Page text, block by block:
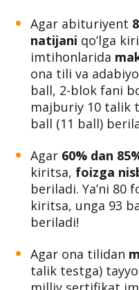
Javob
Agar abituriyent
natijaniqo‘lga
imtihonlarida
ona tili va
majburiy 10 talik
ball (11 ball)
Agar60% dan
kiritsa,foizga
kiritsa, unga 93
beriladi!